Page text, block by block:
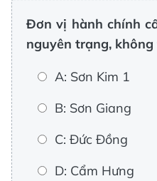
Đơn vị hành chính
nguyên trạng,
A: Sơn Kim 1
B: Sơn Giang
C: Đức Đồng
D: Cẩm Hưng